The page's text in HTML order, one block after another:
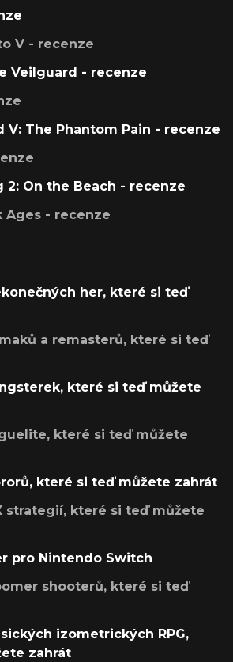
V - recenze
Veilguard - recenze
V: The Phantom Pain - recenze
2: On the Beach - recenze
Ages - recenze
her, které si teď
a remasterů, které si teď
které si teď můžete
které si teď můžete
které si teď můžete zahrát
strategií, které si teď můžete
pro Nintendo Switch
shooterů, které si teď
izometrických RPG,
zahrát